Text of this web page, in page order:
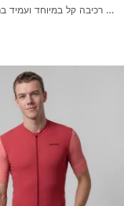
מעיל רכיבה קל במיוחד ועמיד ברוח לגברים